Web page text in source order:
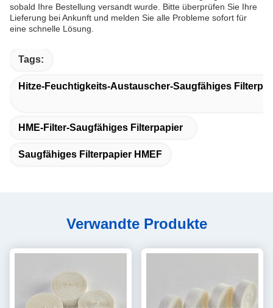
sobald Ihre Bestellung versandt wurde. Bitte überprüfen Sie Ihre
Lieferung bei Ankunft und melden Sie alle Probleme sofort für
eine schnelle Lösung.
Tags:
Hitze-Feuchtigkeits-Austauscher-Saugfähiges
HME-Filter-Saugfähiges Filterpapier
Saugfähiges Filterpapier HMEF
Verwandte Produkte